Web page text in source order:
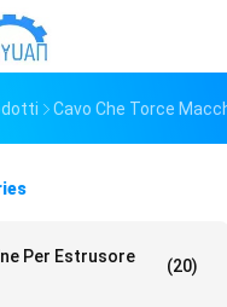
Cavo Che Torce
Per Estrusore
(20)